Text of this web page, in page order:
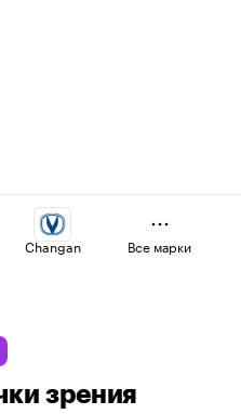
Changan
Jaecoo
Все марки
зрения